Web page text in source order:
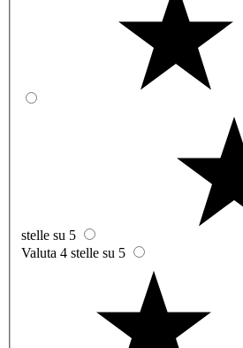
stelle su 5
Valuta 4 stelle su 5